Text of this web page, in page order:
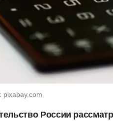
pixabay.com
России